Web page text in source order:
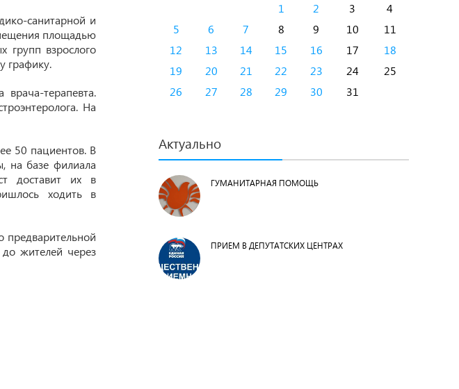
санитарной и
площадью
групп взрослого
графику.
терапевта.
На
50 пациентов. В
на базе филиала
доставит их в
ходить в
предварительной
жителей через
1 2 3
4
5
6 7 8 9 10
11
12
13 14 15 16 17
18
19
20 21 22 23 24
25
26
27 28 29 30 31
Актуально
ГУМАНИТАРНАЯ ПОМОЩЬ
ПРИЕМ В ДЕПУТАТСКИХ ЦЕНТРАХ